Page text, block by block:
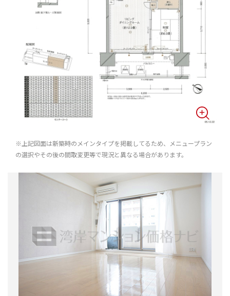
※上記図面は新築時のメインタイプを掲載してるため、メニュープラン
の選択やその後の間取変更等で現況と異なる場合があります。